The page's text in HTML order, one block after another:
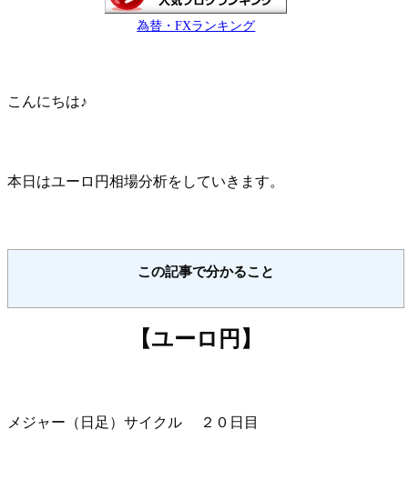
為替・FXランキング
こんにちは♪
本日はユーロ円相場分析をしていきます。
この記事で分かること
【ユーロ円】
メジャー（日足）サイクル ２０日目